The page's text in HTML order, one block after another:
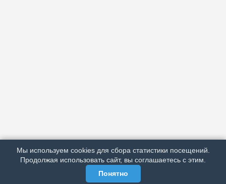
РЕКЛАМА У НАС
МЫ В СОЦСЕТЯХ
Мы используем cookies для сбора статистики посещений.
Продолжая использовать сайт, вы соглашаетесь с этим.
Понятно